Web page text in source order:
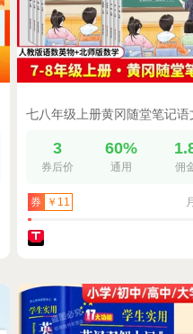
3
券后价
60%
通用 佣
券 ￥11